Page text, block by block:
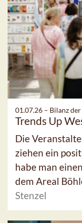
01.07.26 – Bilanz
Trends Up
Die
ziehen ein
habe man
dem Areal
Stenzel